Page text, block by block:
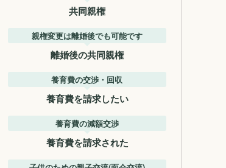
共同親権
親権変更は離婚後でも可能です
離婚後の共同親権
養育費の交渉・回収
養育費を請求したい
養育費の減額交渉
養育費を請求された